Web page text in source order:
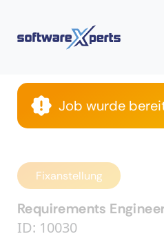
Job wurde
Fixanstellung
Requirements
ID: 10030